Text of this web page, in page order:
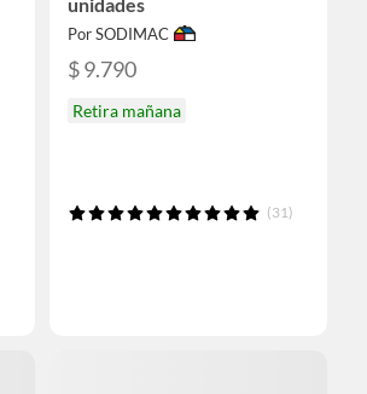
Por SODIMAC
$ 9.790
Retira mañana
(31)